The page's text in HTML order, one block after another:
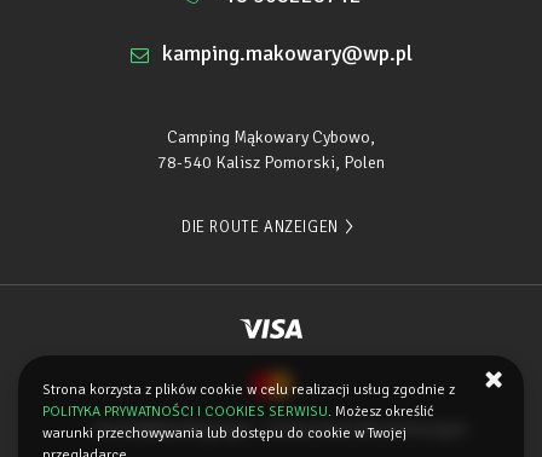
kamping.makowary@wp.pl
Camping Mąkowary Cybowo,
78-540 Kalisz Pomorski, Polen
DIE ROUTE ANZEIGEN
Geschäftsbedingungen Datenschutz-Bestimmungen
Strona korzysta z plików cookie w celu realizacji usług zgodnie z
POLITYKA PRYWATNOŚCI I COOKIES SERWISU. Możesz określić
warunki przechowywania lub dostępu do cookie w Twojej